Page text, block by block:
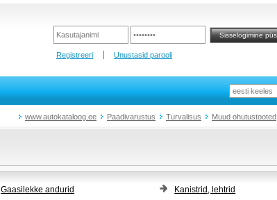
Registreeri Unustasid parooli
www.autokataloog.ee Paadivarustus Turvalisus Muud ohutustooted
Gaasilekke andurid
Kanistrid, lehtrid